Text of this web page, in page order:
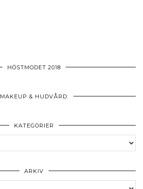
HÖSTMODET 2018
MAKEUP & HUDVÅRD:
KATEGORIER
ARKIV